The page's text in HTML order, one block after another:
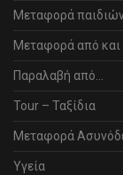
Μεταφορά
Μεταφορά από και
Παραλαβή από…
Tour – Ταξίδια
Μεταφορά
Υγεία